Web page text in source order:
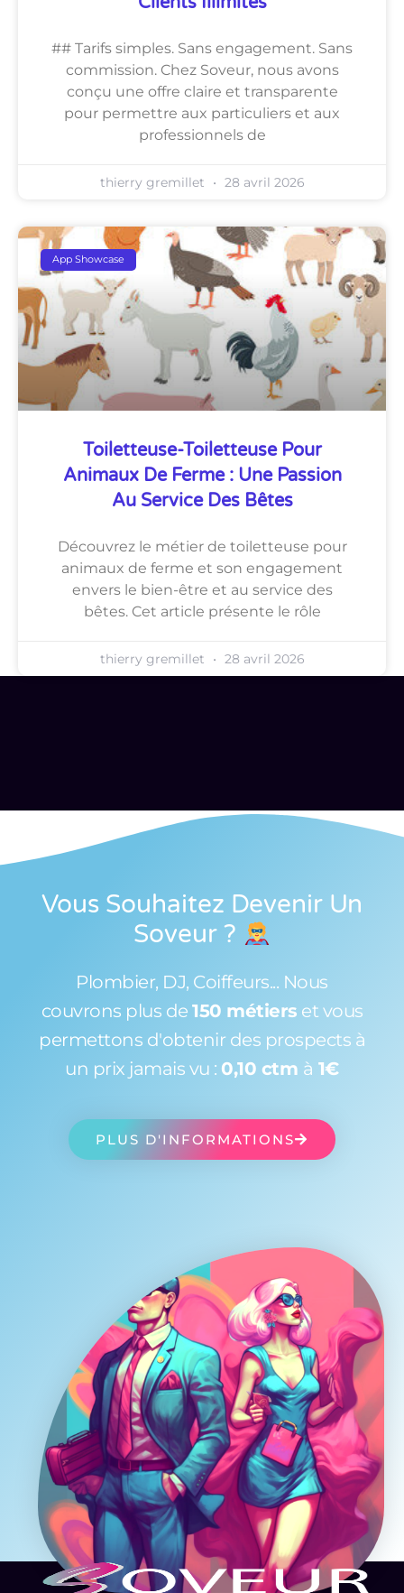
## Tarifs simples. Sans engagement. Sans
commission. Chez Soveur, nous avons
conçu une offre claire et transparente
pour permettre aux particuliers et aux
professionnels de
thierry gremillet 28 avril 2026
App Showcase
Toiletteuse-Toiletteuse Pour
Animaux De Ferme : Une Passion
Au Service Des Bêtes
Découvrez le métier de toiletteuse pour
animaux de ferme et son engagement
envers le bien-être et au service des
bêtes. Cet article présente le rôle
thierry gremillet 28 avril 2026
Vous Souhaitez Devenir Un
Soveur ?
Plombier, DJ, Coiffeurs... Nous
couvrons plus de 150 métiers et vous
permettons d'obtenir des prospects à
un prix jamais vu : 0,10 ctm à 1€
PLUS D'INFORMATIONS